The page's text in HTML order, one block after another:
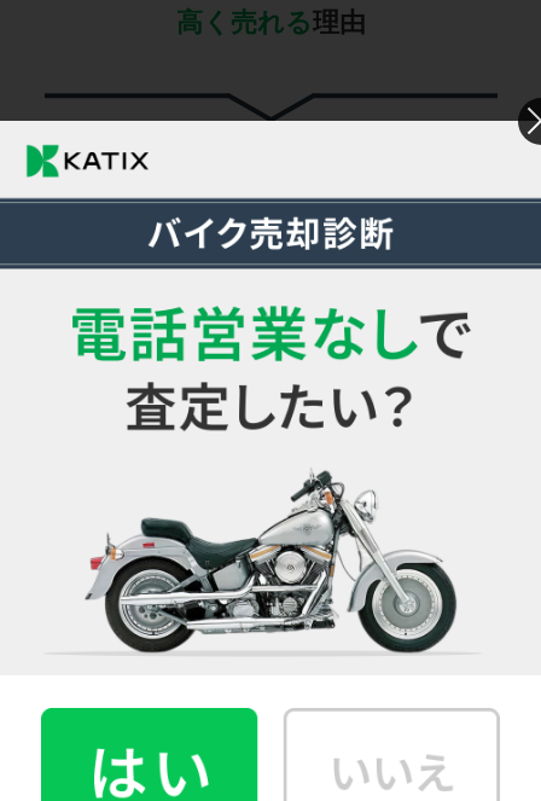
高く売れる理由
カチエックスは一括査定より高く売れる
なぜなら“確実に”最大17社
の買取額
を比較できるから
期間内で一発入札
見積依頼後、現車査定が必要
平均2社〜3社